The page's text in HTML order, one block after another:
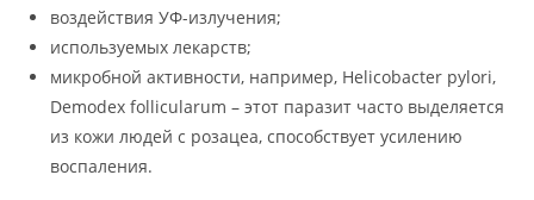
воздействия УФ-излучения;
используемых лекарств;
микробной активности, например, Helicobacter pylori,
Demodex follicularum – этот паразит часто выделяется
из кожи людей с розацеа, способствует усилению
воспаления.